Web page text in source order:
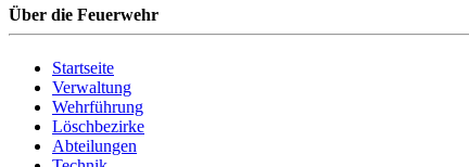
Über die Feuerwehr
Startseite
Verwaltung
Wehrführung
Löschbezirke
Abteilungen